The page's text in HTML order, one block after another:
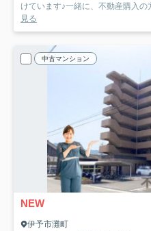
けています♪一緒に、不動産購入
見る
中古マンション
NEW
伊予市灘町